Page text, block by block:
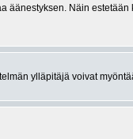
äänestyksen. Näin
ylläpitäjä voivat